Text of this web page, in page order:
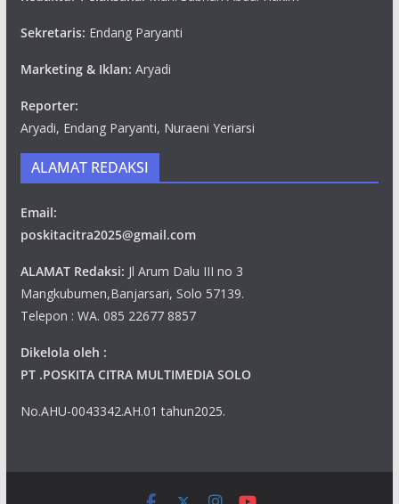
Sekretaris: Endang Paryanti
Marketing & Iklan: Aryadi
Reporter:
Aryadi, Endang Paryanti, Nuraeni Yeriarsi
ALAMAT REDAKSI
Email:
poskitacitra2025@gmail.com
ALAMAT Redaksi: Jl Arum Dalu III no 3
Mangkubumen,Banjarsari, Solo 57139.
Telepon : WA. 085 22677 8857
Dikelola oleh :
PT .POSKITA CITRA MULTIMEDIA SOLO
No.AHU-0043342.AH.01 tahun2025.